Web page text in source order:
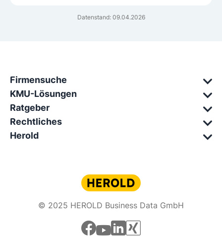
Datenstand: 09.04.2026
Firmensuche
KMU-Lösungen
Ratgeber
Rechtliches
Herold
© 2025 HEROLD Business Data GmbH